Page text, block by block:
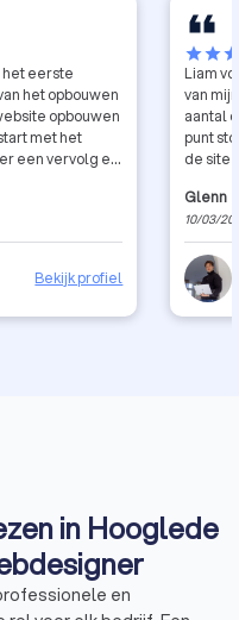
het eerste
het opbouwen
opbouwen
met het
een vervolg en
opbouw tot
Ik mag
dat ik
Bekijk profiel
starstar
Liam
van
aantal
punt
de site
Glenn
10/03/
in Hooglede
en